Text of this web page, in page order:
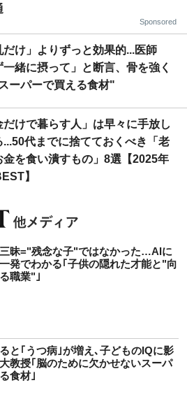
Sponsored
だけ」よりずっと効果的...医師
一緒に摂って」と断言、骨を強く
ーパーで買える食材"
だけで暮らす人」は早々に手放し
...50代までに捨てておくべき「老
金を食い潰すもの」8選【2025年
】
昧="残念な子"ではなかった…AIに
発でわかる｢子供の隠れた才能と"向
職業"｣
と｢うつ病｣が増え､子どものIQに影
教授｢脳のために欠かせないスーパ
食材｣